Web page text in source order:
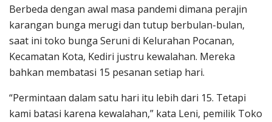
Berbeda dengan awal masa pandemi dimana perajin
karangan bunga merugi dan tutup berbulan-bulan,
saat ini toko bunga Seruni di Kelurahan Pocanan,
Kecamatan Kota, Kediri justru kewalahan. Mereka
bahkan membatasi 15 pesanan setiap hari.
“Permintaan dalam satu hari itu lebih dari 15. Tetapi
kami batasi karena kewalahan,” kata Leni, pemilik Toko